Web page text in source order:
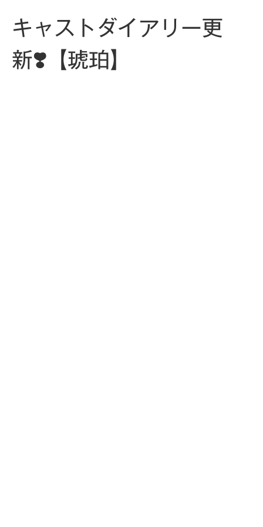
キャストダイアリー更
新❣️【琥珀】